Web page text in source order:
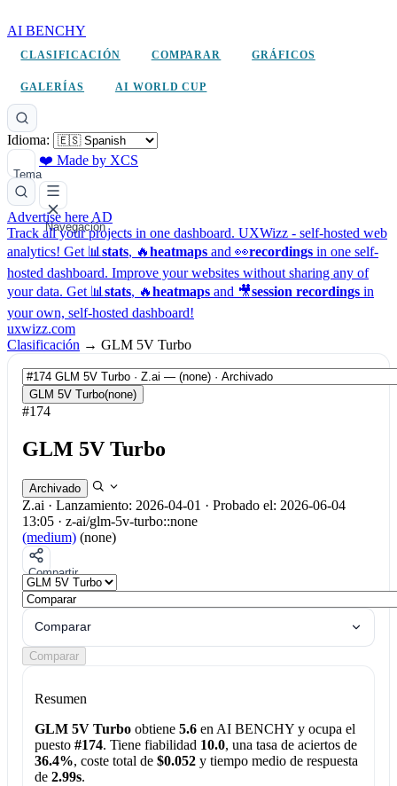
AI BENCHY
CLASIFICACIÓN COMPARAR GRÁFICOS
GALERÍAS AI WORLD CUP
Idioma:
Tema
❤️ Made by XCS
Navegación
Advertise here AD
Track all your projects in one dashboard. UXWizz - self-hosted web
analytics! Get 📊 stats, 🔥heatmaps and 👀recordings in one self-
hosted dashboard. Improve your websites without sharing any of
your data. Get 📊 stats, 🔥heatmaps and 🎥session recordings in
your own, self-hosted dashboard!
uxwizz.com
Clasificación → GLM 5V Turbo
GLM 5V Turbo(none)
#174
GLM 5V Turbo
Archivado
Z.ai · Lanzamiento: 2026-04-01 · Probado el: 2026-06-04
13:05 · z-ai/glm-5v-turbo::none
(medium) (none)
Compartir
Comparar
Comparar
Resumen
GLM 5V Turboobtiene 5.6en AI BENCHY y ocupa el
puesto #174. Tiene fiabilidad 10.0, una tasa de aciertos de
36.4%, coste total de $0.052y tiempo medio de respuesta
de 2.99s.